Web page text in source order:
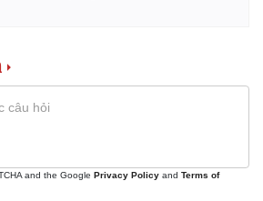
and the Google Privacy Policy and Terms of